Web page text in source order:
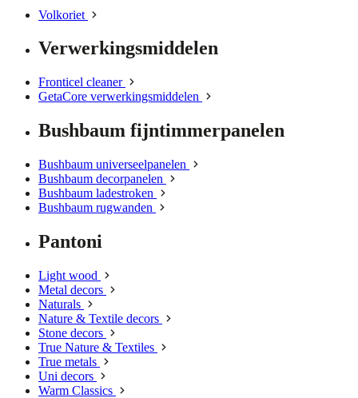
Volkoriet
Verwerkingsmiddelen
Fronticel cleaner
GetaCore verwerkingsmiddelen
Bushbaum fijntimmerpanelen
Bushbaum universeelpanelen
Bushbaum decorpanelen
Bushbaum ladestroken
Bushbaum rugwanden
Pantoni
Light wood
Metal decors
Naturals
Nature & Textile decors
Stone decors
True Nature & Textiles
True metals
Uni decors
Warm Classics